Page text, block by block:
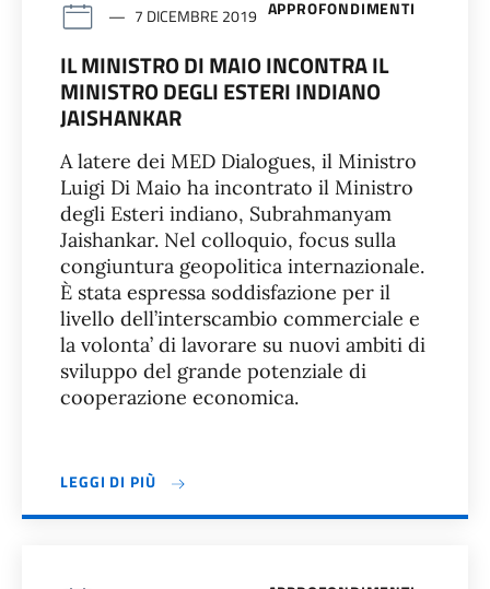
APPROFONDIMENTI
7 DICEMBRE 2019
IL MINISTRO DI MAIO INCONTRA IL
MINISTRO DEGLI ESTERI INDIANO
JAISHANKAR
A latere dei MED Dialogues, il Ministro
Luigi Di Maio ha incontrato il Ministro
degli Esteri indiano, Subrahmanyam
Jaishankar. Nel colloquio, focus sulla
congiuntura geopolitica internazionale.
È stata espressa soddisfazione per il
livello dell’interscambio commerciale e
la volonta’ di lavorare su nuovi ambiti di
sviluppo del grande potenziale di
cooperazione economica.
LEGGI DI PIÙ